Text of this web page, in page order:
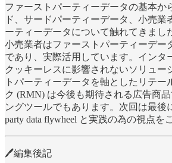
ファーストパーティーデータの基本か
ド、サードパーティーデータ、小売業
ーティーデータについて触れてきまし
小売業者はファーストパーティーデー
であり、実際活用しています。インタ
クッキーレスに影響されないソリュー
トパーティーデータを軸としたリテー
ク (RMN) は今後も期待される広告商
ングツールでもあります。次回は最後
party data flywheel と実践の為の視点を
🖊編集後記